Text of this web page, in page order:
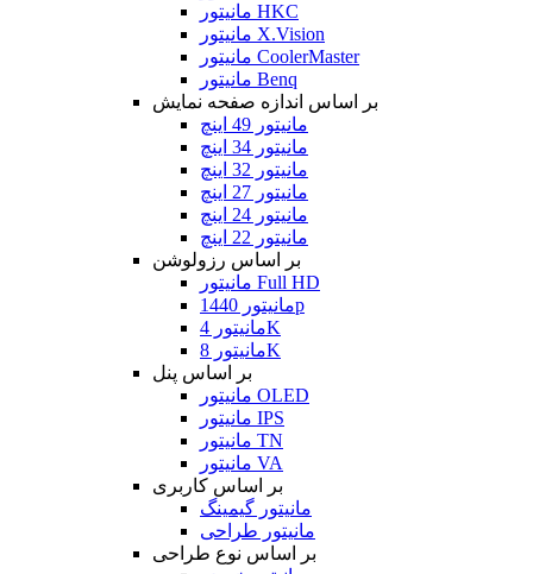
مانیتور HKC
مانیتور X.Vision
مانیتور CoolerMaster
مانیتور Benq
بر اساس اندازه صفحه نمایش
مانیتور 49 اینچ
مانیتور 34 اینچ
مانیتور 32 اینچ
مانیتور 27 اینچ
مانیتور 24 اینچ
مانیتور 22 اینچ
بر اساس رزولوشن
مانیتور Full HD
مانیتور 1440p
مانیتور 4K
مانیتور 8K
بر اساس پنل
مانیتور OLED
مانیتور IPS
مانیتور TN
مانیتور VA
بر اساس کاربری
مانیتور گیمینگ
مانیتور طراحی
بر اساس نوع طراحی